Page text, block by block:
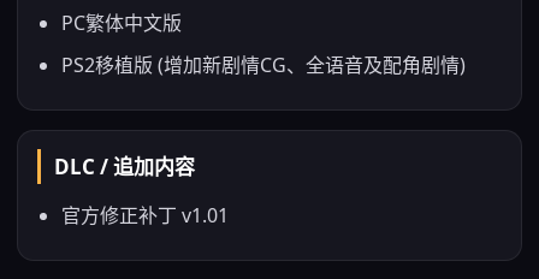
PC繁体中文版
PS2移植版 (增加新剧情CG、全语音及配角剧情)
DLC / 追加内容
官方修正补丁 v1.01